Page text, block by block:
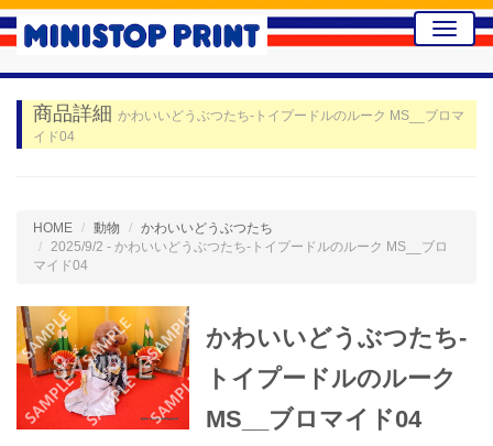
Toggle
商品詳細 かわいいどうぶつたち-トイプードルのルーク MS__ブロマ
イド04
HOME 動物
かわいいどうぶつたち
2025/9/2 - かわいいどうぶつたち-トイプードルのルーク MS__ブロ
マイド04
かわいいどうぶつたち-
トイプードルのルーク
MS__ブロマイド04